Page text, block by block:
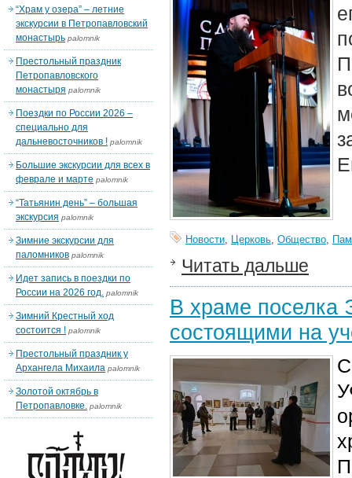
Новости, Церковь, Общество,
Читать дальше
В храме поселка
состоящими на
“Храм у озера” – летние
экскурсии в Петропавловский
монастырь palomnik
Престольный праздник
Петропавловского
монастыря palomnik
Поездки по России 2026 –
специально для
дальневосточников ! palomnik
Большие экскурсии для всех в
феврале и марте palomnik
“Татьянин день” – большая
экскурсия palomnik
Зимние экскурсии для
паломников palomnik
Идет запись в поездки по
России на 2026 год. palomnik
Зимний Крестный ход
состоится ! palomnik
Престольный праздник у
Архангела Михаила palomnik
Золотой октябрь в
Петропавловке. palomnik